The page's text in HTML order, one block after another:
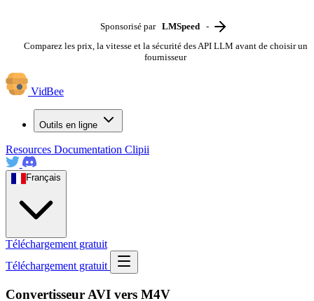
Sponsorisé par LMSpeed
-
Comparez les prix, la vitesse et la sécurité des API LLM avant de choisir un
fournisseur
VidBee
Outils en ligne
Resources Documentation Clipii
Français
Téléchargement gratuit
Téléchargement gratuit
Convertisseur AVI vers M4V